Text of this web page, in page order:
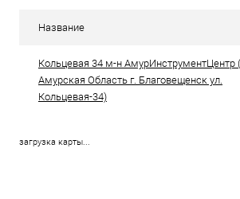
В избранное
Название
Кольцевая 34 м-н АмурИнструментЦентр
Амурская Область г. Благовещенск ул.
Кольцевая-34)
загрузка карты...